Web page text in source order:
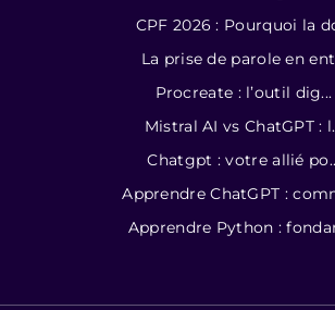
CPF 2026 : Pourquoi la
La prise de parole en
Procreate : l’outil dig...
Mistral AI vs ChatGPT :
Chatgpt : votre allié
Apprendre ChatGPT :
Apprendre Python :